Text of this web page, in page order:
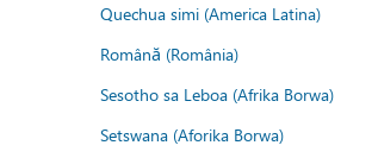
Quechua simi (America Latina)
Română (România)
Sesotho sa Leboa (Afrika Borwa)
Setswana (Aforika Borwa)